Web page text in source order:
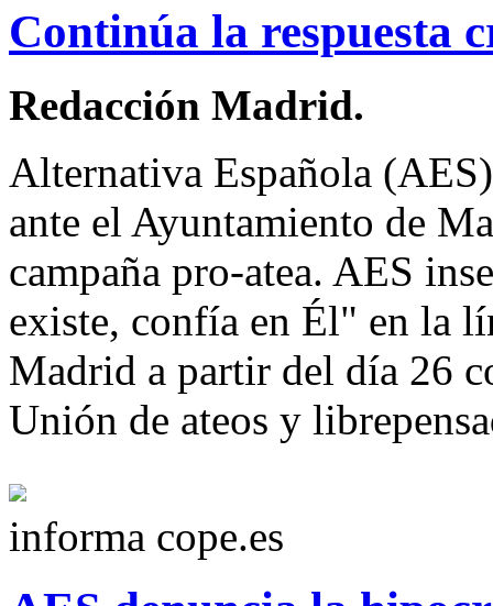
Continúa la respuesta
Redacción Madrid.
Alternativa Española
ante el Ayuntamiento de
campaña pro-atea. AES
existe, confía en Él" en la
Madrid a partir del día 26
Unión de ateos y
informa cope.es